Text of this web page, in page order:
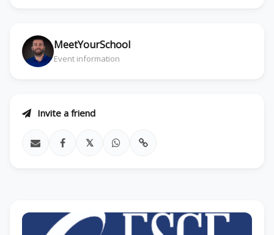
MeetYourSchool
Event information
Invite a friend
𝕏